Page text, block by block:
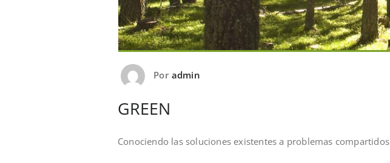
Por admin
GREEN
Conociendo las soluciones existentes a problemas compartidos